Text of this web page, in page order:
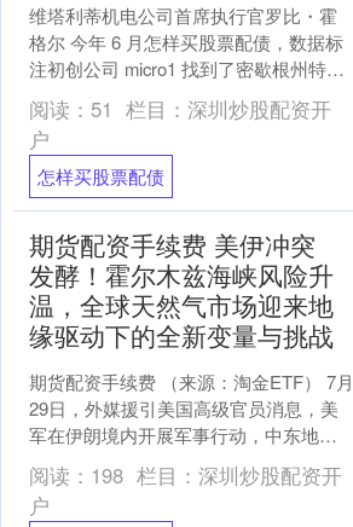
维塔利蒂机电公司首席执行官罗比・霍
格尔 今年 6 月怎样买股票配债，数据标
注初创公司 micro1 找到了密歇根州特洛
伊市一家暖通空调（供暖、通风与空
调）企业的....
阅读： 51 栏目： 深圳炒股配资开
户
怎样买股票配债
期货配资手续费 美伊冲突
发酵！霍尔木兹海峡风险升
温，全球天然气市场迎来地
缘驱动下的全新变量与挑战
期货配资手续费 （来源：淘金ETF） 7月
29日，外媒援引美国高级官员消息，美
军在伊朗境内开展军事行动，中东地缘
冲突再度急剧升温，霍尔木兹海峡这条
全球能源关键通....
阅读： 198 栏目： 深圳炒股配资开
户